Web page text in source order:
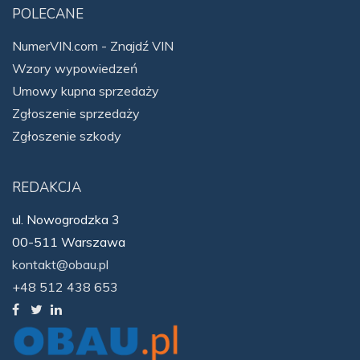
POLECANE
NumerVIN.com - Znajdź VIN
Wzory wypowiedzeń
Umowy kupna sprzedaży
Zgłoszenie sprzedaży
Zgłoszenie szkody
REDAKCJA
ul. Nowogrodzka 3
00-511 Warszawa
kontakt@obau.pl
+48 512 438 653